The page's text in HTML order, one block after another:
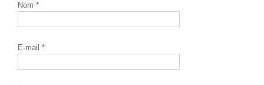
Nom *
E-mail *